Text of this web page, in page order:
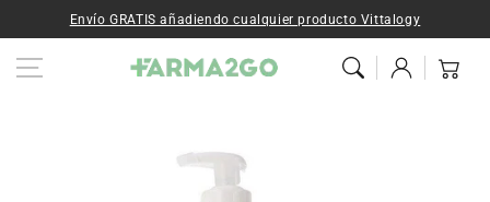
Ir al contenidoEnvío GRATIS añadiendo cualquier producto Vittalogy
Iniciar
sesión
Carrito